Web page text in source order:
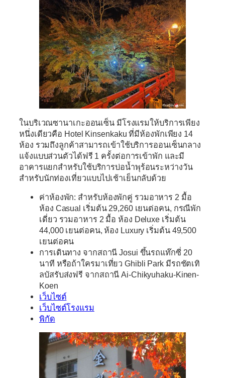
ในบริเวณซานาเกะออนเซ็น มีโรงแรมให้บริการเพียง
หนึ่งเดียวคือ Hotel Kinsenkaku ที่มีห้องพักเพียง 14
ห้อง รวมถึงลูกค้าสามารถเข้าใช้บริการออนเซ็นกลาง
แจ้งแบบส่วนตัวได้ฟรี 1 ครั้งต่อการเข้าพัก และมี
อาคารแยกสำหรับใช้บริการบ่อน้ำพุร้อนระหว่างวัน
สำหรับนักท่องเที่ยวแบบไปเช้าเย็นกลับด้วย
ค่าห้องพัก: สำหรับห้องพักคู่ รวมอาหาร 2 มื้อ
ห้อง Casual เริ่มต้น 29,260 เยนต่อคน, กรณีพัก
เดี่ยว รวมอาหาร 2 มื้อ ห้อง Deluxe เริ่มต้น
44,000 เยนต่อคน, ห้อง Luxury เริ่มต้น 49,500
เยนต่อคน
การเดินทาง จากสถานี Josui ขึ้นรถแท๊กซี่ 20
นาที หรือถ้าใครมาเที่ยว Ghibli Park มีรถชัตเทิ
ลบัสรับส่งฟรี จากสถานี Ai-Chikyuhaku-Kinen-
Koen
เว็บไซต์
เว็บไซต์โรงแรม
พิกัด